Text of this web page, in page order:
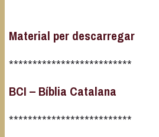
Material per descarregar
**************************
BCI – Bíblia Catalana
**************************